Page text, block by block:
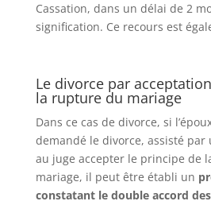
Cassation, dans un délai de 2
signification. Ce recours est
Le divorce par
la rupture du mariage
Dans ce cas de divorce, si
demandé le divorce, assisté par
au juge accepter le principe de
mariage, il peut être établi un
constatant le double accord